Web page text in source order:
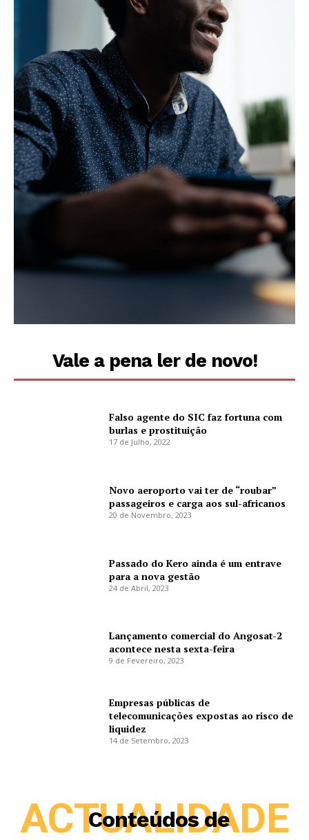
Vale a pena ler de novo!
Falso agente do SIC faz fortuna com
burlas e prostituição
17 de Julho, 2022
Novo aeroporto vai ter de “roubar”
passageiros e carga aos sul-africanos
20 de Novembro, 2023
Passado do Kero ainda é um entrave
para a nova gestão
24 de Abril, 2023
Lançamento comercial do Angosat-2
acontece nesta sexta-feira
9 de Fevereiro, 2023
Empresas públicas de
telecomunicações expostas ao risco de
liquidez
14 de Setembro, 2023
Conteúdos de
ACTUALIDADE